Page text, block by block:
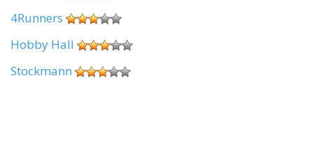
4Runners
Hobby Hall
Stockmann